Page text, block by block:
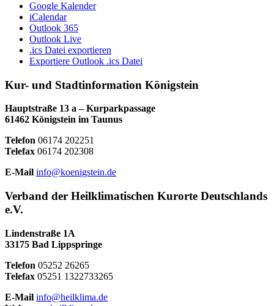
Google Kalender
iCalendar
Outlook 365
Outlook Live
.ics Datei exportieren
Exportiere Outlook .ics Datei
Kur- und Stadtinformation Königstein
Hauptstraße 13 a – Kurparkpassage
61462 Königstein im Taunus
Telefon 06174 202251
Telefax 06174 202308
E-Mail info@koenigstein.de
Verband der Heilklimatischen Kurorte Deutschlands
e.V.
Lindenstraße 1A
33175 Bad Lippspringe
Telefon 05252 26265
Telefax 05251 1322733265
E-Mail info@heilklima.de